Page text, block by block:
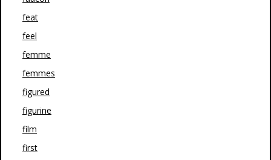
feat
feel
femme
femmes
figured
figurine
film
first